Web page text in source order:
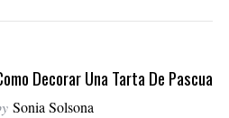
Decorar Una Tarta De Pascua
Sonia Solsona